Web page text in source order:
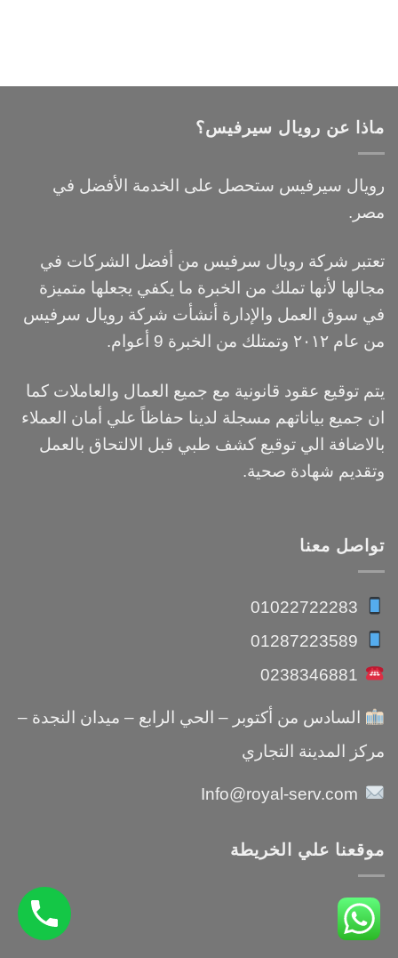
ماذا عن رويال سيرفيس؟
رويال سيرفيس ستحصل على الخدمة الأفضل في
مصر.
تعتبر شركة رويال سرفيس من أفضل الشركات في
مجالها لأنها تملك من الخبرة ما يكفي يجعلها متميزة
في سوق العمل والإدارة أنشأت شركة رويال سرفيس
من عام ٢٠١٢ وتمتلك من الخبرة 9 أعوام.
يتم توقيع عقود قانونية مع جميع العمال والعاملات كما
ان جميع بياناتهم مسجلة لدينا حفاظاً علي أمان العملاء
بالاضافة الي توقيع كشف طبي قبل الالتحاق بالعمل
وتقديم شهادة صحية.
تواصل معنا
01022722283
01287223589
0238346881
السادس من أكتوبر – الحي الرابع – ميدان النجدة –
مركز المدينة التجاري
Info@royal-serv.com
موقعنا علي الخريطة